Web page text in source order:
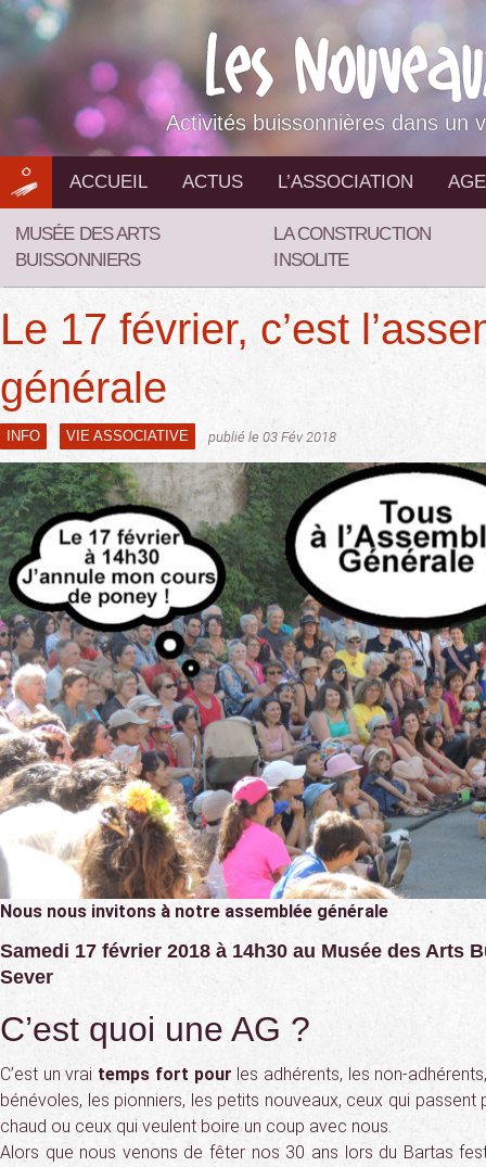
Aller
au
contenu
Activités buissonnières dans un
ACCUEIL ACTUS L’ASSOCIATION
MUSÉE DES ARTS
BUISSONNIERS
LA CONSTRUCTION
INSOLITE
Le 17 février, c’est
générale
INFO VIE ASSOCIATIVE publié le 03 Fév 2018
Nous nous invitons à notre assemblée générale
Samedi 17 février 2018 à 14h30 au Musée des Arts
Sever
C’est quoi une AG ?
C’est un vrai temps fort pour les adhérents, les non-
bénévoles, les pionniers, les petits nouveaux, ceux qui passent
chaud ou ceux qui veulent boire un coup avec nous.
Alors que nous venons de fêter nos 30 ans lors du Bartas